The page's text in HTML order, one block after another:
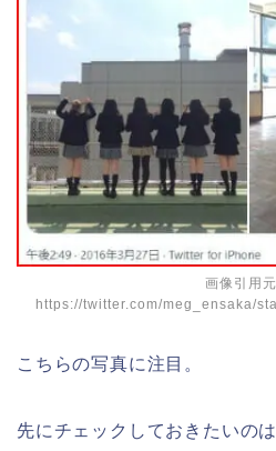
画像引用元
https://twitter.com/meg_ensaka/
こちらの写真に注目。
先にチェックしておきたいの